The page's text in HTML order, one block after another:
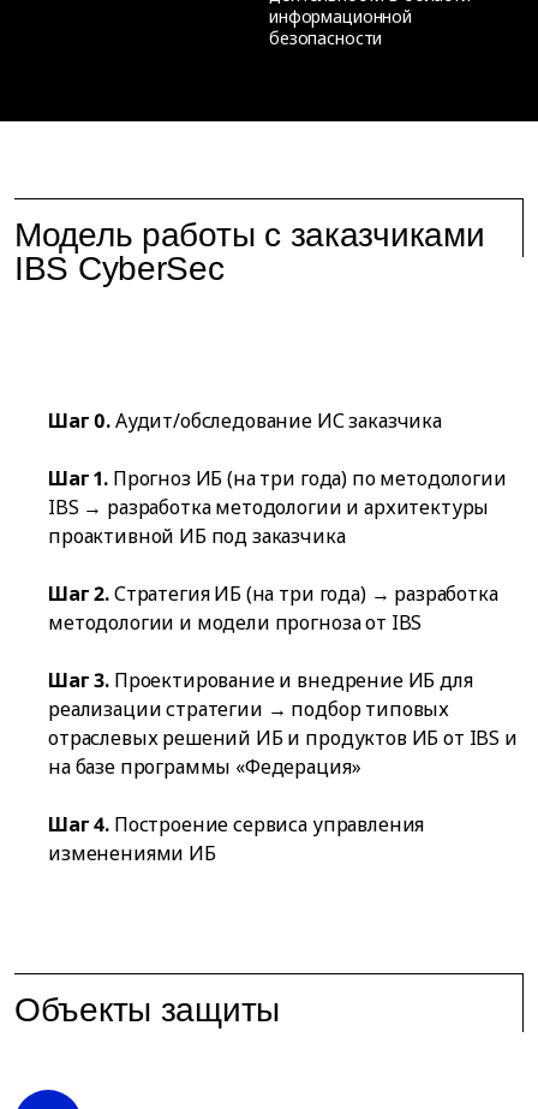
информационной
безопасности
Модель работы с заказчиками
IBS CyberSec
Шаг 0.Аудит/обследование ИС заказчика
Шаг 1. Прогноз ИБ (на три года) по методологии
IBS → разработка методологии и архитектуры
проактивной ИБ под заказчика
Шаг 2.Стратегия ИБ (на три года) → разработка
методологии и модели прогноза от IBS
Шаг 3. Проектирование и внедрение ИБ для
реализации стратегии → подбор типовых
отраслевых решений ИБ и продуктов ИБ от IBS и
на базе программы «Федерация»
Шаг 4. Построение сервиса управления
изменениями ИБ
Объекты защиты